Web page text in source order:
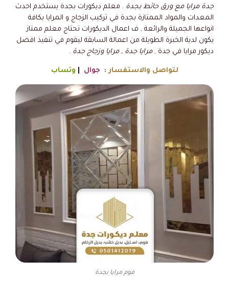
جدة مرايا مع ورق حائط بجدة . معلم ديكورات بجدة يستخدم احدث
المعدات والمواد الممتازة بجدة في تركيب الزجاج و المرايا بكافة
انواعها الجميلة والرائعة , ف اعمال الديكورات تحتاج معلم ممتاز
يكون لدية الخبرة الطويلة من اعمالة السابقة ليقوم في تنفيذ افضل
ديكور مرايا في جدة ,مرايا جدة , مرايا وزجاج جدة .
لتواصل والاستفسار : جوال وتساب
فوم مرايا بجدة